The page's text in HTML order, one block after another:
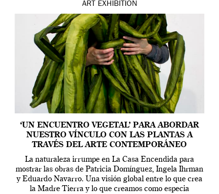
ART EXHIBITION
‘UN ENCUENTRO VEGETAL’ PARA ABORDAR
NUESTRO VÍNCULO CON LAS PLANTAS A
TRAVÉS DEL ARTE CONTEMPORÁNEO
La naturaleza irrumpe en La Casa Encendida para
mostrar las obras de Patricia Domínguez, Ingela Ihrman
y Eduardo Navarro. Una visión global entre lo que crea
la Madre Tierra y lo que creamos como especia